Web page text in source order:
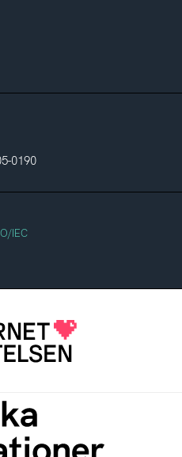
0190
IEC
för ett internet som
och samhället
i en sektors- eller
federation